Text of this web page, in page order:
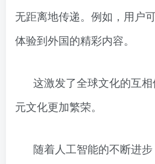
无距离地传递。例如，用户
体验到外国的精彩内容。
这激发了全球文化的互
元文化更加繁荣。
随着人工智能的不断进